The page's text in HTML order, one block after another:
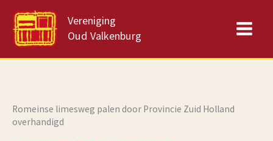
naar
inhoud
Vereniging
Oud Valkenburg
Romeinse limesweg palen door Provincie Zuid Holland
overhandigd